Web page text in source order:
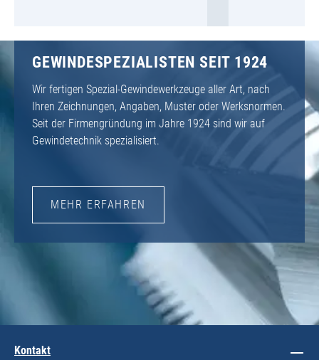
GEWINDESPEZIALISTEN SEIT 1924
Wir fertigen Spezial-Gewindewerkzeuge aller Art, nach
Ihren Zeichnungen, Angaben, Muster oder Werksnormen.
Seit der Firmengründung im Jahre 1924 sind wir auf
Gewindetechnik spezialisiert.
MEHR ERFAHREN
Kontakt